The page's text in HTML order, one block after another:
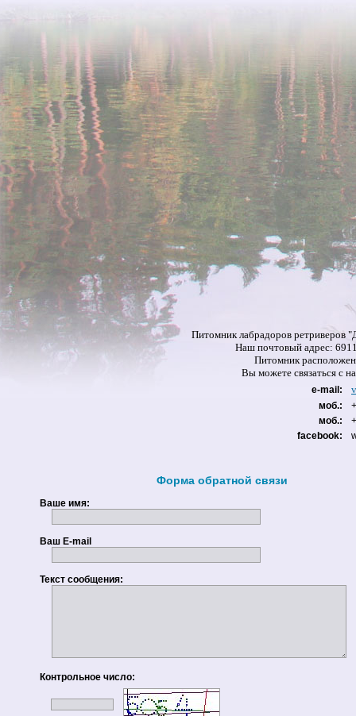
Питомник лабрадоров ретриверов
Наш почтовый адрес:
Питомник
Вы можете связаться
e-mail:
моб.:
моб.:
facebook:
Форма обратной связи
Ваше имя:
Ваш E-mail
Текст сообщения:
Контрольное число: